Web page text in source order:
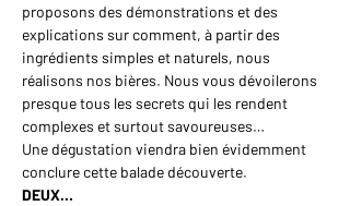
proposons des démonstrations et des
explications sur comment, à partir des
ingrédients simples et naturels, nous
réalisons nos bières. Nous vous dévoilerons
presque tous les secrets qui les rendent
complexes et surtout savoureuses…
Une dégustation viendra bien évidemment
conclure cette balade découverte.
DEUX…